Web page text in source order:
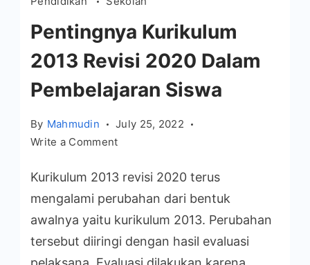
Pentingnya Kurikulum
2013 Revisi 2020 Dalam
Pembelajaran Siswa
By Mahmudin
July 25, 2022
Write a Commenton
Kurikulum
2013
Revisi
Dalam
Kurikulum 2013 revisi 2020 terus
mengalami perubahan dari bentuk
awalnya yaitu kurikulum 2013. Perubahan
tersebut diiringi dengan hasil evaluasi